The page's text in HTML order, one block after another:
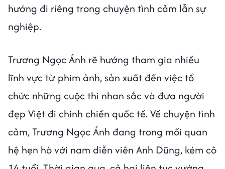
hướng đi riêng trong chuyện tình cảm lẫn sự
nghiệp.
Trương Ngọc Ánh rẽ hướng tham gia nhiều
lĩnh vực từ phim ảnh, sản xuất đến việc tổ
chức những cuộc thi nhan sắc và đưa người
đẹp Việt đi chinh chiến quốc tế. Về chuyện tình
cảm, Trương Ngọc Ánh đang trong mối quan
hệ hẹn hò với nam diễn viên Anh Dũng, kém cô